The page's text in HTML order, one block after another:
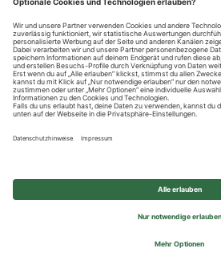
Impressum
Privatsphäre-
© 2026 REWE Group - All